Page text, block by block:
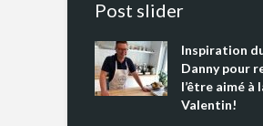
Post slider
Inspiration
Danny pour
l’être aimé à
Valentin!